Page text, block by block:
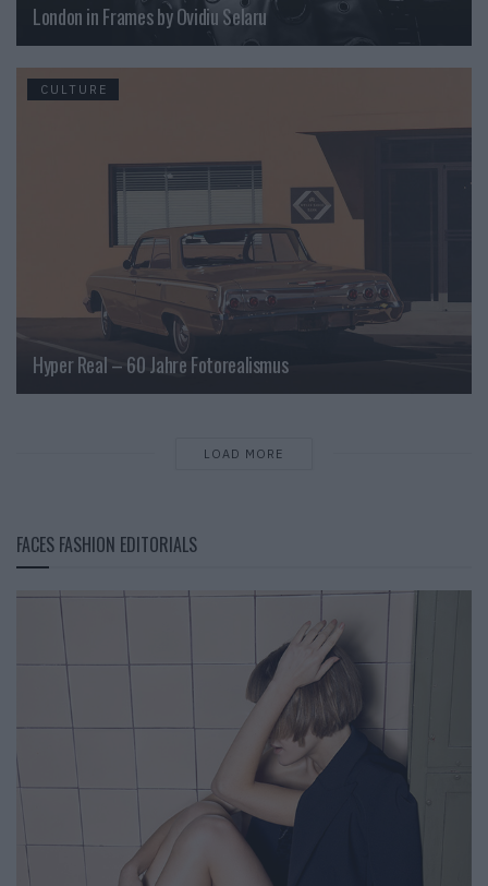
London in Frames by Ovidiu Selaru
CULTURE
Hyper Real – 60 Jahre Fotorealismus
LOAD MORE
FACES FASHION EDITORIALS